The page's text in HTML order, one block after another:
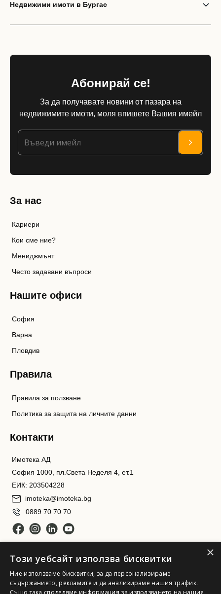
Недвижими имоти в Бургас
Абонирай се!
За да получавате новини от пазара на
недвижимите имоти, моля впишете Вашия имейл
За нас
Кариери
Кои сме ние?
Мениджмънт
Често задавани въпроси
Нашите офиси
София
Варна
Пловдив
Правила
Правила за ползване
Политика за защита на личните данни
Контакти
Имотека АД
София 1000, пл.Света Неделя 4, ет.1
ЕИК: 203504228
imoteka@imoteka.bg
0889 70 70 70
×
Този уебсайт използва бисквитки
Ние използваме бисквитки, за да персонализираме
съдържанието, рекламите и да анализираме нашия трафик.
Също така споделяме информация за използването на нашия